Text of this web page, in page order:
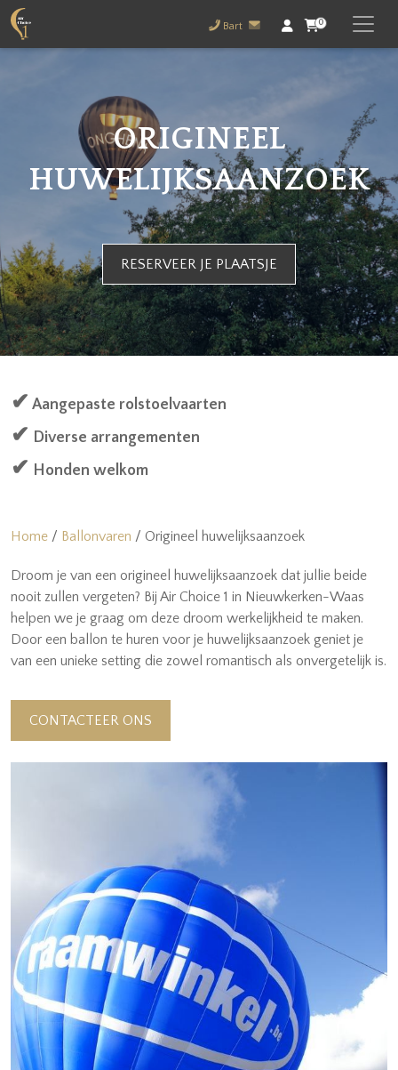
Bart 0
ORIGINEEL
HUWELIJKSAANZOEK
RESERVEER JE PLAATSJE
✔ Aangepaste rolstoelvaarten
✔ Diverse arrangementen
✔ Honden welkom
Home Ballonvaren Origineel huwelijksaanzoek
Droom je van een origineel huwelijksaanzoek dat jullie beide
nooit zullen vergeten? Bij Air Choice 1 in Nieuwkerken-Waas
helpen we je graag om deze droom werkelijkheid te maken.
Door een ballon te huren voor je huwelijksaanzoek geniet je
van een unieke setting die zowel romantisch als onvergetelijk is.
CONTACTEER ONS